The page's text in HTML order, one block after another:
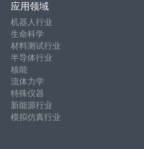
应用领域
机器人行业
生命科学
材料测试行业
半导体行业
核能
流体力学
特殊仪器
新能源行业
模拟仿真行业